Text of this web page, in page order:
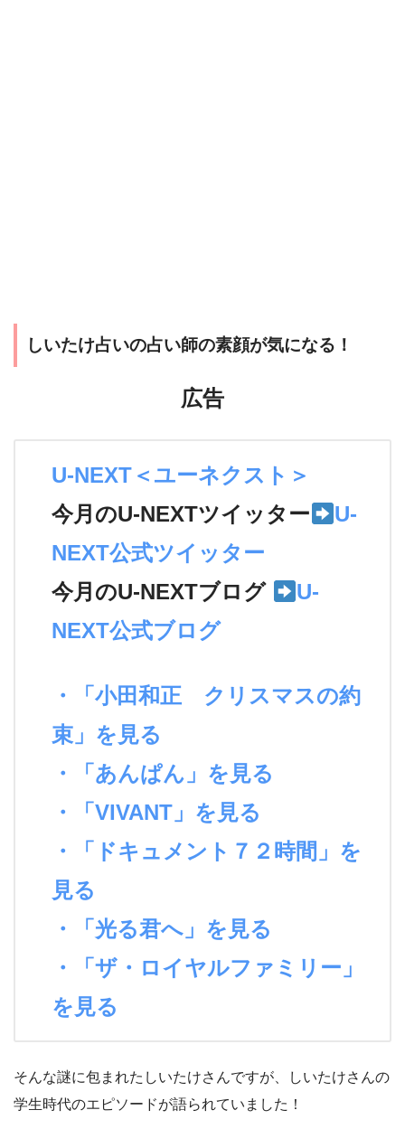
しいたけ占いの占い師の素顔が気になる！
広告
U-NEXT＜ユーネクスト＞
今月のU-NEXTツイッター
U-
NEXT公式ツイッター
今月のU-NEXTブログ
U-
NEXT公式ブログ
・「小田和正 クリスマスの約
束」を見る
・「あんぱん」を見る
・「VIVANT」を見る
・「ドキュメント７２時間」を
見る
・「光る君へ」を見る
・「ザ・ロイヤルファミリー」
を見る
そんな謎に包まれたしいたけさんですが、しいたけさんの
学生時代のエピソードが語られていました！